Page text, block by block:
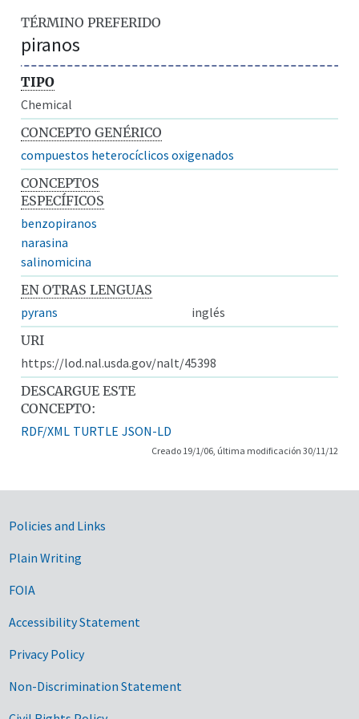
TÉRMINO PREFERIDO
piranos
TIPO
Chemical
CONCEPTO GENÉRICO
compuestos heterocíclicos oxigenados
CONCEPTOS
ESPECÍFICOS
benzopiranos
narasina
salinomicina
EN OTRAS LENGUAS
pyrans
inglés
URI
https://lod.nal.usda.gov/nalt/45398
DESCARGUE ESTE
CONCEPTO:
RDF/XML TURTLE JSON-LD
Creado 19/1/06, última modificación 30/11/12
Government Links
Policies and Links
Plain Writing
FOIA
Accessibility Statement
Privacy Policy
Non-Discrimination Statement